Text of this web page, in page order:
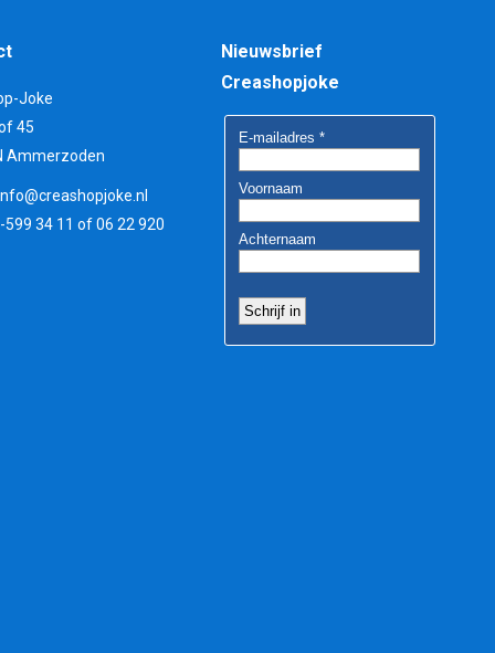
Joke
45
Ammerzoden
599 34 11 of 06 22 920
Nieuwsbrief
Creashopjoke